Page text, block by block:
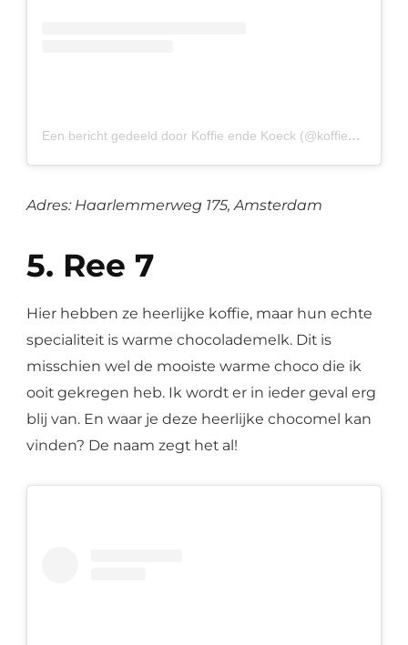
Een bericht gedeeld door Koffie ende Koeck (@koffieendekoeck)
Adres: Haarlemmerweg 175, Amsterdam
5. Ree 7
Hier hebben ze heerlijke koffie, maar hun echte
specialiteit is warme chocolademelk. Dit is
misschien wel de mooiste warme choco die ik
ooit gekregen heb. Ik wordt er in ieder geval erg
blij van. En waar je deze heerlijke chocomel kan
vinden? De naam zegt het al!